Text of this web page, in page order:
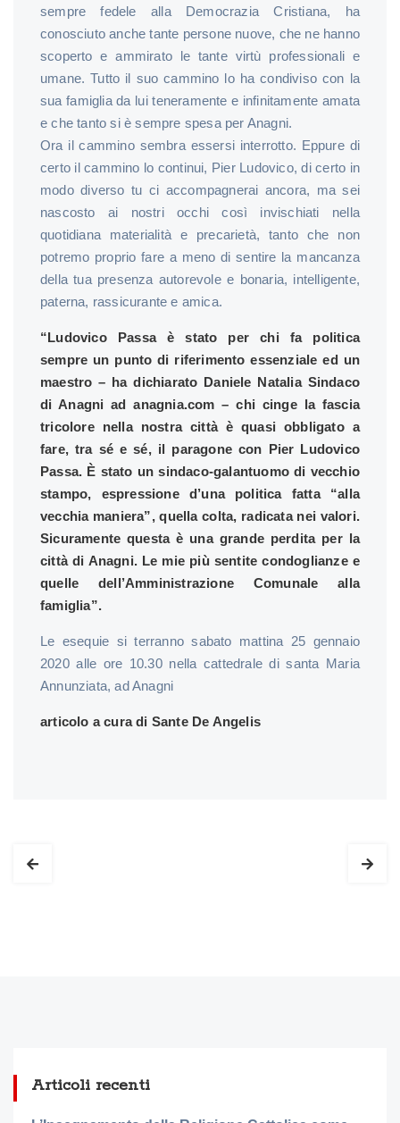
sempre fedele alla Democrazia Cristiana, ha
conosciuto anche tante persone nuove, che ne hanno
scoperto e ammirato le tante virtù professionali e
umane. Tutto il suo cammino lo ha condiviso con la
sua famiglia da lui teneramente e infinitamente amata
e che tanto si è sempre spesa per Anagni.
Ora il cammino sembra essersi interrotto. Eppure di
certo il cammino lo continui, Pier Ludovico, di certo in
modo diverso tu ci accompagnerai ancora, ma sei
nascosto ai nostri occhi così invischiati nella
quotidiana materialità e precarietà, tanto che non
potremo proprio fare a meno di sentire la mancanza
della tua presenza autorevole e bonaria, intelligente,
paterna, rassicurante e amica.
“Ludovico Passa è stato per chi fa politica
sempre un punto di riferimento essenziale ed un
maestro – ha dichiarato Daniele Natalia Sindaco
di Anagni adanagnia.com – chi cinge la fascia
tricolore nella nostra città è quasi obbligato a
fare, tra sé e sé, il paragone con Pier Ludovico
Passa. È stato un sindaco-galantuomo di vecchio
stampo, espressione d’una politica fatta “alla
vecchia maniera”, quella colta, radicata nei valori.
Sicuramente questa è una grande perdita per la
città di Anagni. Le mie più sentite condoglianze e
quelle dell’Amministrazione Comunale alla
famiglia”.
Le esequie si terranno sabato mattina 25 gennaio
2020 alle ore 10.30 nella cattedrale di santa Maria
Annunziata, ad Anagni
articolo a cura di Sante De Angelis
Articoli recenti